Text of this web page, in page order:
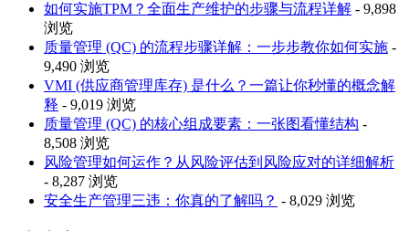
如何实施TPM？全面生产维护的步骤与流程详解 - 9,898
浏览
质量管理 (QC) 的流程步骤详解：一步步教你如何实施 -
9,490 浏览
VMI (供应商管理库存) 是什么？一篇让你秒懂的概念解
释 - 9,019 浏览
质量管理 (QC) 的核心组成要素：一张图看懂结构 -
8,508 浏览
风险管理如何运作？从风险评估到风险应对的详细解析
- 8,287 浏览
安全生产管理三违：你真的了解吗？ - 8,029 浏览